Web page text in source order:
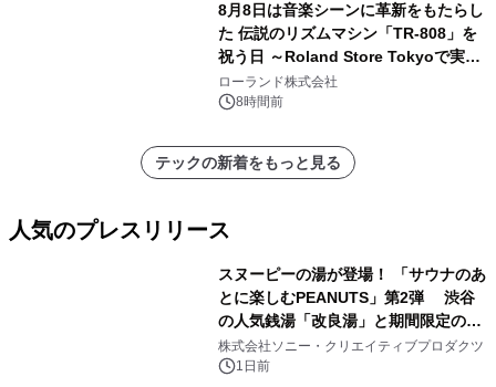
8月8日は音楽シーンに革新をもたらし
た 伝説のリズムマシン「TR-808」を
祝う日 ～Roland Store Tokyoで実機
を展示しての 記念キャンペーンを開
催 英国ラジオ「NTS」の 特別プログ
アーティストを フィーチャーしたアニ
メーションを公開～
ローランド株式会社
8時間前
テックの新着をもっと見る
人気のプレスリリース
スヌーピーの湯が登場！ 「サウナのあ
とに楽しむPEANUTS」第2弾 渋谷
の人気銭湯「改良湯」と期間限定のコ
ラボレーション サウナイキタイコラ
ボグッズも発売決定！
株式会社ソニー・クリエイティブプロダクツ
1日前